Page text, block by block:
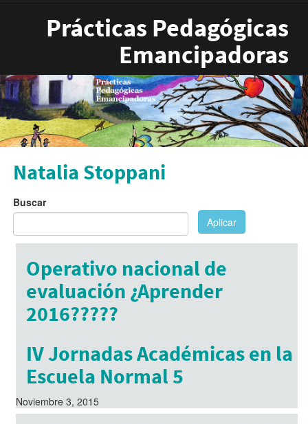
Prácticas Pedagógicas
Emancipadoras
Natalia Stoppani
Buscar
Aplicar
Operativo nacional de
evaluación ¿Aprender
2016?????
IV Jornadas Académicas en la
Escuela Normal 5
Noviembre 3, 2015